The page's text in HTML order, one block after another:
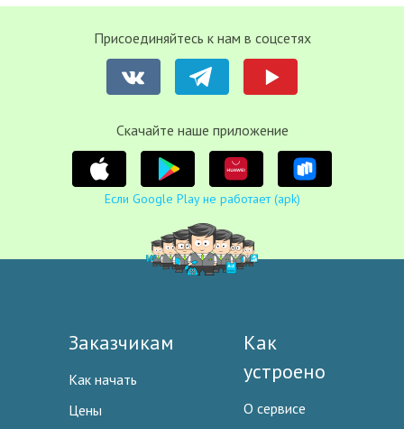
Присоединяйтесь к нам в соцсетях
Cкачайте наше приложение
Если Google Play не работает (apk)
Заказчикам
Как начать
Цены
Как
устроено
О сервисе